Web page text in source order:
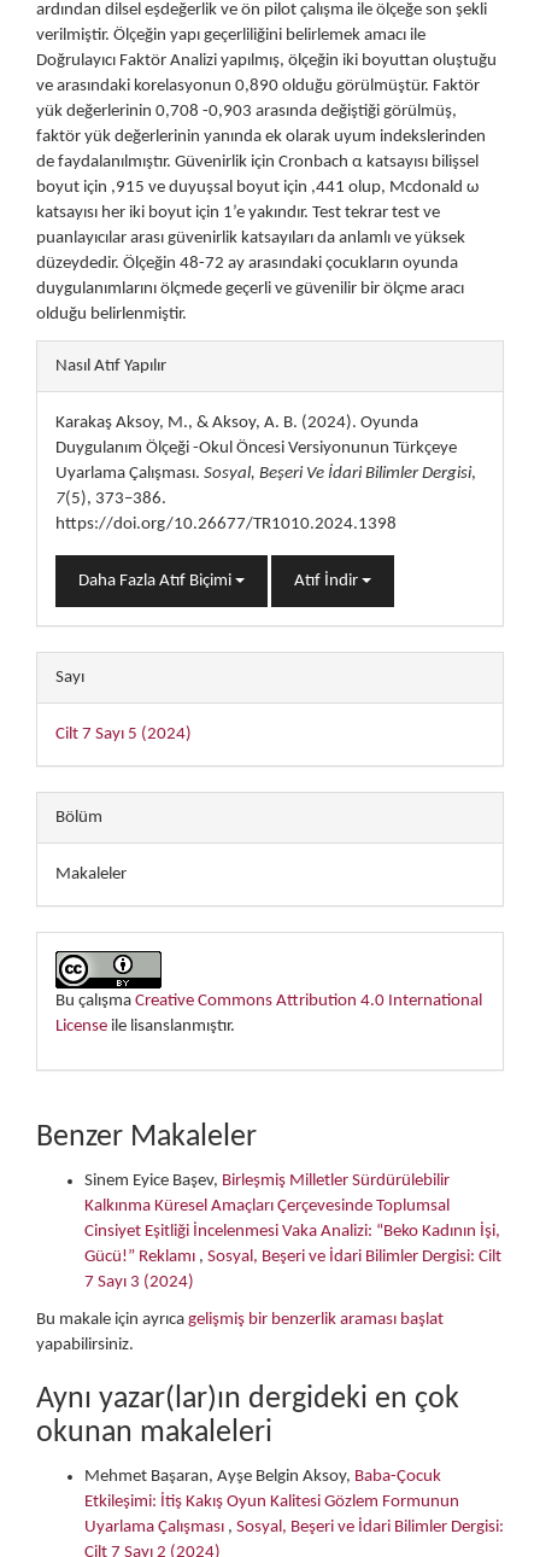
ardından dilsel eşdeğerlik ve ön pilot çalışma ile ölçeğe son şekli
verilmiştir. Ölçeğin yapı geçerliliğini belirlemek amacı ile
Doğrulayıcı Faktör Analizi yapılmış, ölçeğin iki boyuttan oluştuğu
ve arasındaki korelasyonun 0,890 olduğu görülmüştür. Faktör
yük değerlerinin 0,708 -0,903 arasında değiştiği görülmüş,
faktör yük değerlerinin yanında ek olarak uyum indekslerinden
de faydalanılmıştır. Güvenirlik için Cronbach α katsayısı bilişsel
boyut için ,915 ve duyuşsal boyut için ,441 olup, Mcdonald ω
katsayısı her iki boyut için 1’e yakındır. Test tekrar test ve
puanlayıcılar arası güvenirlik katsayıları da anlamlı ve yüksek
düzeydedir. Ölçeğin 48-72 ay arasındaki çocukların oyunda
duygulanımlarını ölçmede geçerli ve güvenilir bir ölçme aracı
olduğu belirlenmiştir.
Nasıl Atıf Yapılır
Karakaş Aksoy, M., & Aksoy, A. B. (2024). Oyunda
Duygulanım Ölçeği -Okul Öncesi Versiyonunun Türkçeye
Uyarlama Çalışması. Sosyal, Beşeri Ve İdari Bilimler Dergisi,
7(5), 373–386.
https://doi.org/10.26677/TR1010.2024.1398
Daha Fazla Atıf Biçimi Atıf İndir
Sayı
Cilt 7 Sayı 5 (2024)
Bölüm
Makaleler
Bu çalışma Creative Commons Attribution 4.0 International
License ile lisanslanmıştır.
Benzer Makaleler
Sinem Eyice Başev, Birleşmiş Milletler Sürdürülebilir
Kalkınma Küresel Amaçları Çerçevesinde Toplumsal
Cinsiyet Eşitliği İncelenmesi Vaka Analizi: “Beko Kadının İşi,
Gücü!” Reklamı , Sosyal, Beşeri ve İdari Bilimler Dergisi: Cilt
7 Sayı 3 (2024)
Bu makale için ayrıca gelişmiş bir benzerlik araması başlat
yapabilirsiniz.
Aynı yazar(lar)ın dergideki en çok
okunan makaleleri
Mehmet Başaran, Ayşe Belgin Aksoy, Baba-Çocuk
Etkileşimi: İtiş Kakış Oyun Kalitesi Gözlem Formunun
Uyarlama Çalışması , Sosyal, Beşeri ve İdari Bilimler Dergisi:
Cilt 7 Sayı 2 (2024)